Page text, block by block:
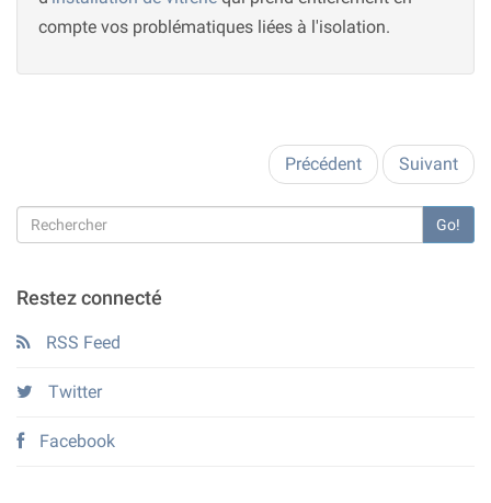
compte vos problématiques liées à l'isolation.
Précédent Suivant
Go!
Restez connecté
RSS Feed
Twitter
Facebook